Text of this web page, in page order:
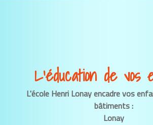
L’éducation de vos
L'école Henri Lonay encadre vos
bâtiments :
Lonay